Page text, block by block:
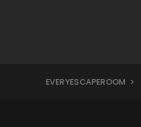
EVERYESCAPEROOM >